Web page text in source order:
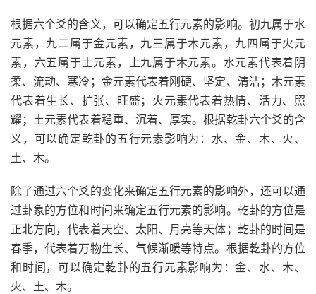
根据六个爻的含义，可以确定五行元素的影响。初九属于水
元素，九二属于金元素，九三属于木元素，九四属于火元
素，六五属于土元素，上九属于木元素。水元素代表着阴
柔、流动、寒冷；金元素代表着刚硬、坚定、清洁；木元素
代表着生长、扩张、旺盛；火元素代表着热情、活力、照
耀；土元素代表着稳重、沉着、厚实。根据乾卦六个爻的含
义，可以确定乾卦的五行元素影响为：水、金、木、火、
土、木。
除了通过六个爻的变化来确定五行元素的影响外，还可以通
过卦象的方位和时间来确定五行元素的影响。乾卦的方位是
正北方向，代表着天空、太阳、月亮等天体；乾卦的时间是
春季，代表着万物生长、气候渐暖等特点。根据乾卦的方位
和时间，可以确定乾卦的五行元素影响为：金、水、木、
火、土、木。